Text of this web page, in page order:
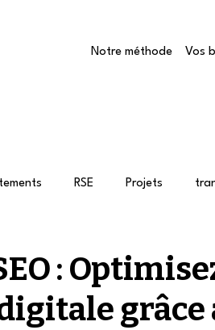
Notre méthode Vos
RSE Projets
:
grâce